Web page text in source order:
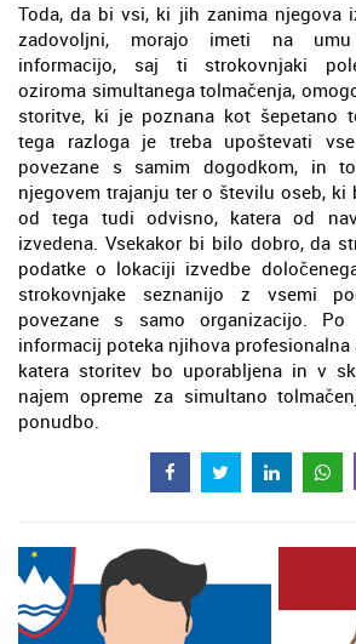
Toda, da bi vsi, ki jih zanima njegova
zadovoljni, morajo imeti na
informacijo, saj ti strokovnjaki
oziroma simultanega tolmačenja,
storitve, ki je poznana kot šepetano
tega razloga je treba upoštevati
povezane s samim dogodkom, in
njegovem trajanju ter o številu oseb, ki
od tega tudi odvisno, katera od
izvedena. Vsekakor bi bilo dobro, da
podatke o lokaciji izvedbe
strokovnjake seznanijo z vsemi
povezane s samo organizacijo.
informacij poteka njihova profesionalna
katera storitev bo uporabljena in v
najem opreme za simultano
ponudbo.